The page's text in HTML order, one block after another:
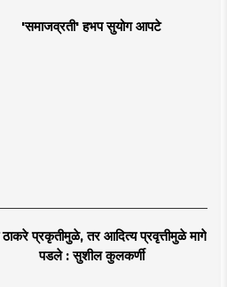
'समाजव्रती' हभप सुयोग आपटे
ठाकरे प्रकृतीमुळे, तर आदित्य प्रवृत्तीमुळे मागे
पडले : सुशील कुलकर्णी